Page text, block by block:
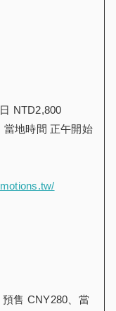
NTD2,800
當地時間 正午開始
售 CNY280、當